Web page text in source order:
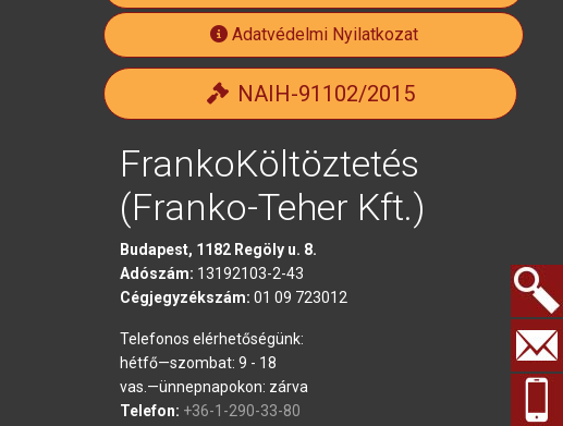
Adatvédelmi Nyilatkozat
NAIH-91102/2015
FrankoKöltöztetés
(Franko-Teher Kft.)
Budapest, 1182 Regöly u. 8.
Adószám: 13192103-2-43
Cégjegyzékszám: 01 09 723012
Telefonos elérhetőségünk:
hétfő—szombat: 9 - 18
vas.—ünnepnapokon: zárva
Telefon: +36-1-290-33-80